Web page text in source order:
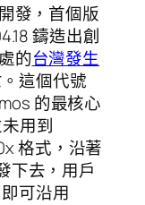
發，首個版
鑄造出創
的台灣發生
這個代號
的最核心
用到
格式，沿著
下去，用戶
可沿用